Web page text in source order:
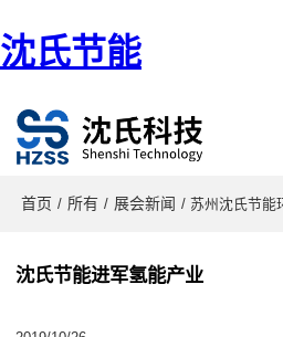
沈氏节能
首页 / 所有 / 展会新闻 / 苏州沈氏节能
沈氏节能进军氢能产业